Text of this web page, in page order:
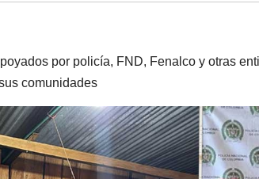
por policía, FND, Fenalco y otras
comunidades